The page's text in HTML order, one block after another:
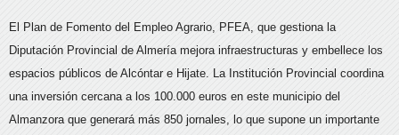
El Plan de Fomento del Empleo Agrario, PFEA, que gestiona la
Diputación Provincial de Almería mejora infraestructuras y embellece los
espacios públicos de Alcóntar e Hijate. La Institución Provincial coordina
una inversión cercana a los 100.000 euros en este municipio del
Almanzora que generará más 850 jornales, lo que supone un importante